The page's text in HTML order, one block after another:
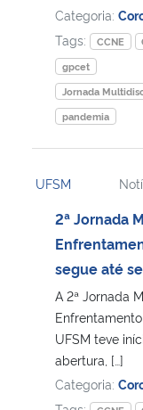
Ministério do Meio
Ministério do Turismo
Ministério do
Ministério da Mulher, da
Gabinete de Segurança
Advocacia-Geral da União
Categoria:
Tags:
CCNE
gpcet
Jornada
pandemia
UFSM
2ª Jornada
segue até
A 2ª Jornada
UFSM teve
abertura, […]
Categoria: